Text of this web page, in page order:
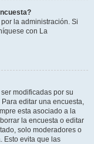
la administración. Si
con La
modificadas por su
editar una encuesta,
esta asociado a la
la encuesta o editar
solo moderadores o
Esto evita que las